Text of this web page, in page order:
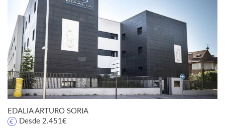
EDALIA ARTURO SORIA
Desde 2.451€